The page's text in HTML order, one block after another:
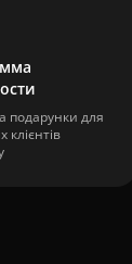
подарунки для
клієнтів